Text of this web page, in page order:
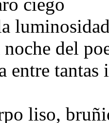
ciego
del
entre tantas
liso,